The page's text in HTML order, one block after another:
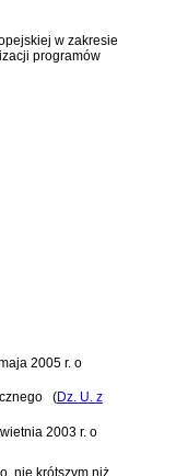
w zakresie
programów
2005 r. o
(Dz. U. z
2003 r. o